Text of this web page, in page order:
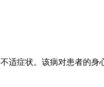
适症状。该病对患者的身